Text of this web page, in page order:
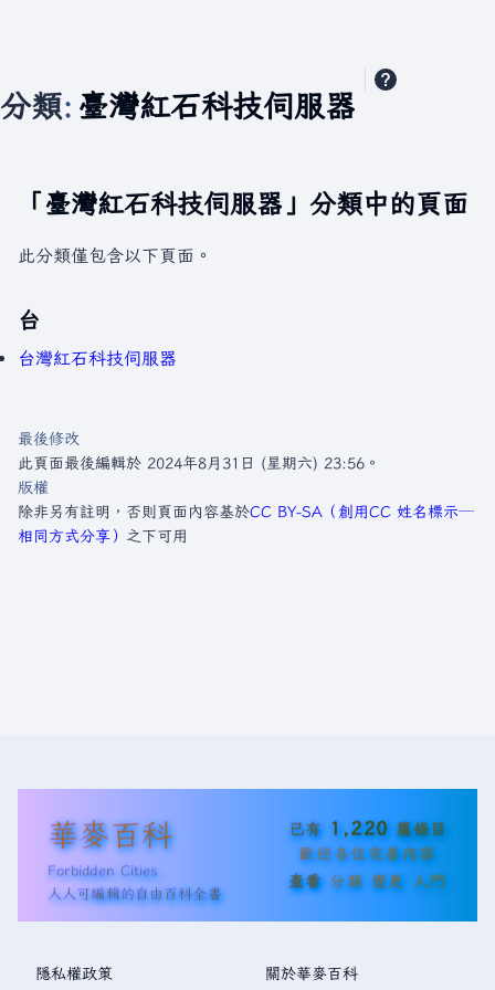
分類: 臺灣紅石科技伺服器
「臺灣紅石科技伺服器」分類中的頁面
此分類僅包含以下頁面。
台
台灣紅石科技伺服器
最後修改
此頁面最後編輯於 2024年8月31日 (星期六) 23:56。
版權
除非另有註明，否則頁面內容基於CC BY-SA（創用CC 姓名標示─
相同方式分享） 之下可用
華麥百科
Forbidden Cities
人人可編輯的自由百科全書
已有 1,220 篇條目
歡迎各位完善內容
查看 分類 變更 入門
隱私權政策 關於華麥百科